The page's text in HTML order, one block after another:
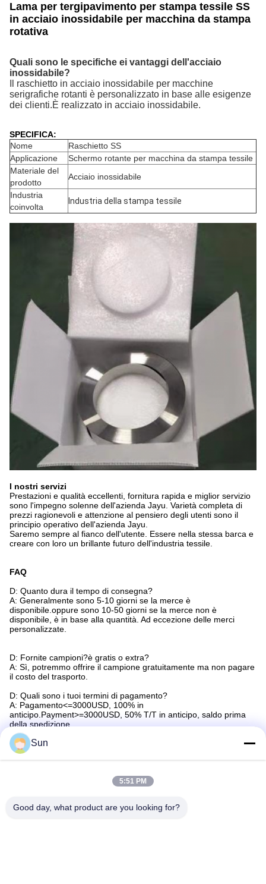
Lama per tergipavimento per stampa tessile SS
in acciaio inossidabile per macchina da stampa
rotativa
Quali sono le specifiche ei vantaggi dell'acciaio
inossidabile?
Il raschietto in acciaio inossidabile per macchine
serigrafiche rotanti è personalizzato in base alle esigenze
dei clienti.È realizzato in acciaio inossidabile.
SPECIFICA:
Nome
Raschietto SS
Applicazione
Schermo rotante per macchina da stampa tessile
Materiale del
prodotto
Acciaio inossidabile
Industria
coinvolta
Industria della stampa tessile
I nostri servizi
Prestazioni e qualità eccellenti, fornitura rapida e miglior servizio
sono l'impegno solenne dell'azienda Jayu. Varietà completa di
prezzi ragionevoli e attenzione al pensiero degli utenti sono il
principio operativo dell'azienda Jayu.
Saremo sempre al fianco dell'utente. Essere nella stessa barca e
creare con loro un brillante futuro dell'industria tessile.
FAQ
D: Quanto dura il tempo di consegna?
A: Generalmente sono 5-10 giorni se la merce è
disponibile.oppure sono 10-50 giorni se la merce non è
disponibile, è in base alla quantità. Ad eccezione delle merci
personalizzate.
D: Fornite campioni?è gratis o extra?
A: Sì, potremmo offrire il campione gratuitamente ma non pagare
il costo del trasporto.
D: Quali sono i tuoi termini di pagamento?
A: Pagamento<=3000USD, 100% in
anticipo.Payment>=3000USD, 50% T/T in anticipo, saldo prima
della spedizione.
Etichette: Seccatoio In Tessuto PU
Lama Per Tergipavimento Di Stampa Raschietto In PU
Durezza 85 Seccatoio Per Stampa
Sun
5:51 PM
Good day, what product are you looking for?